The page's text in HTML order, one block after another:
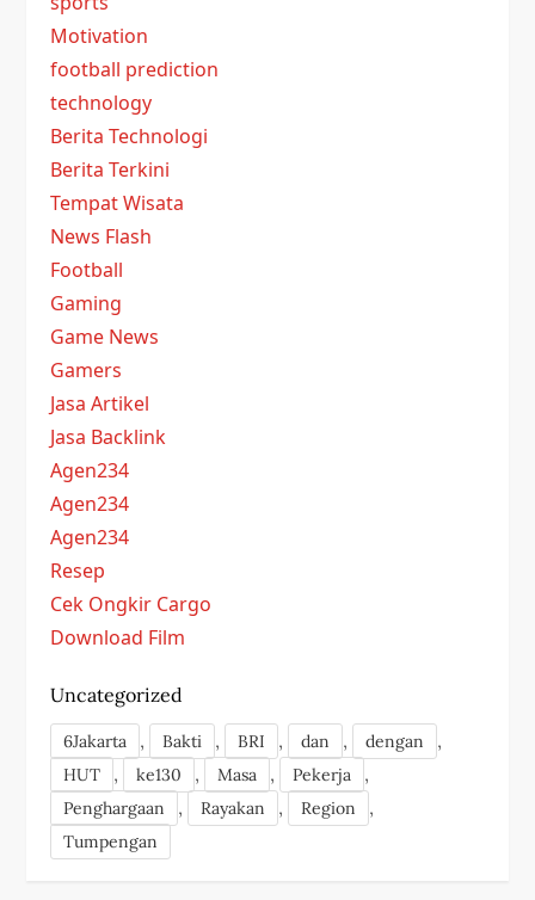
Motivation
football prediction
technology
Berita Technologi
Berita Terkini
Tempat Wisata
News Flash
Football
Gaming
Game News
Gamers
Jasa Artikel
Jasa Backlink
Agen234
Agen234
Agen234
Resep
Cek Ongkir Cargo
Download Film
Uncategorized
6Jakarta , Bakti , BRI , dan , dengan ,
HUT , ke130 , Masa , Pekerja ,
Penghargaan , Rayakan , Region ,
Tumpengan